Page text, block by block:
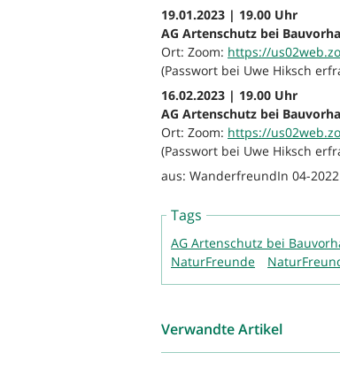
19.01.2023 | 19.00 Uhr
AG Artenschutz bei
Ort: Zoom: https://
(Passwort bei Uwe Hiksch
16.02.2023 | 19.00 Uhr
AG Artenschutz bei
Ort: Zoom: https://
(Passwort bei Uwe Hiksch
aus: WanderfreundIn 04-2022
Tags
AG Artenschutz bei
NaturFreunde
Verwandte Artikel